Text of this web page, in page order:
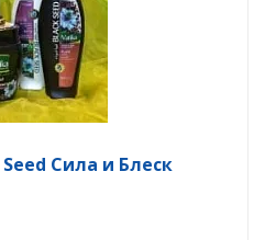
Сила и Блеск